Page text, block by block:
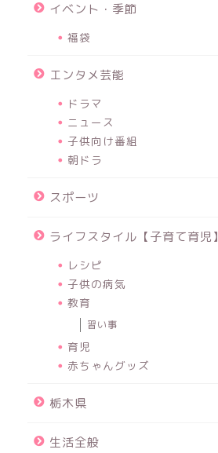
イベント・季節
福袋
エンタメ芸能
ドラマ
ニュース
子供向け番組
朝ドラ
スポーツ
ライフスタイル【子育て育児】
レシピ
子供の病気
教育
習い事
育児
赤ちゃんグッズ
栃木県
生活全般